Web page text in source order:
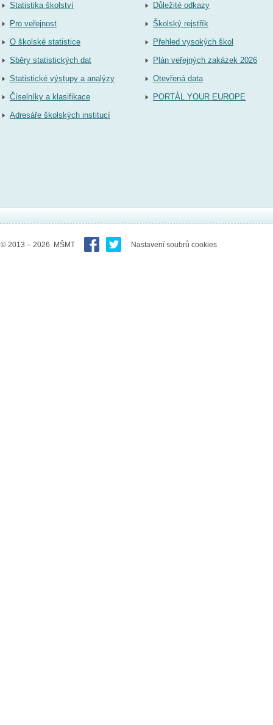
Statistika školství
Pro veřejnost
O školské statistice
Sběry statistických dat
Statistické výstupy a analýzy
Číselníky a klasifikace
Adresáře školských institucí
Důležité odkazy
Školský rejstřík
Přehled vysokých škol
Plán veřejných zakázek 2026
Otevřená data
PORTÁL YOUR EUROPE
© 2013 – 2026 MŠMT Nastavení soubrů cookies